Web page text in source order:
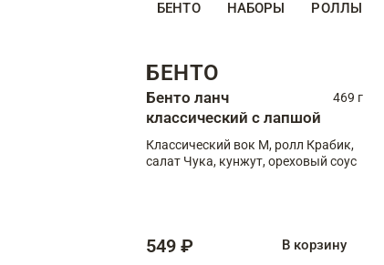
БЕНТО НАБОРЫ РОЛЛЫ
БЕНТО
Бенто ланч
классический с лапшой
469 г
Классический вок М, ролл Крабик,
салат Чука, кунжут, ореховый соус
549 ₽ В корзину